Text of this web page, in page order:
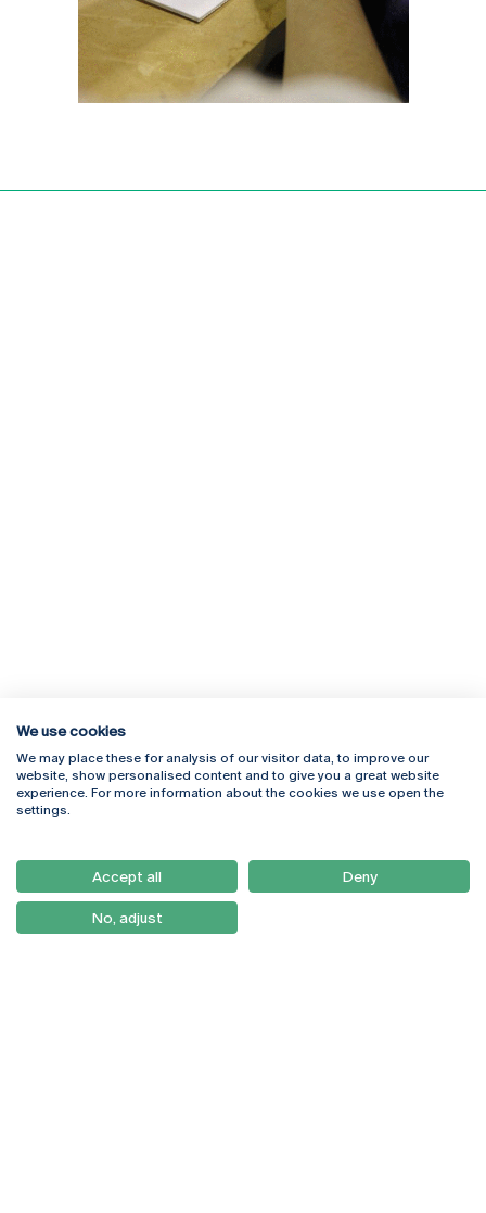
Rua Diogo Botelho 1327
4169-005 Porto
+351 226 196 240
Campus Online
Webmail
Como Chegar
Newsletter
We use cookies
We may place these for analysis of our visitor data, to improve our
website, show personalised content and to give you a great website
experience. For more information about the cookies we use open the
settings.
Accept all Deny
No, adjust